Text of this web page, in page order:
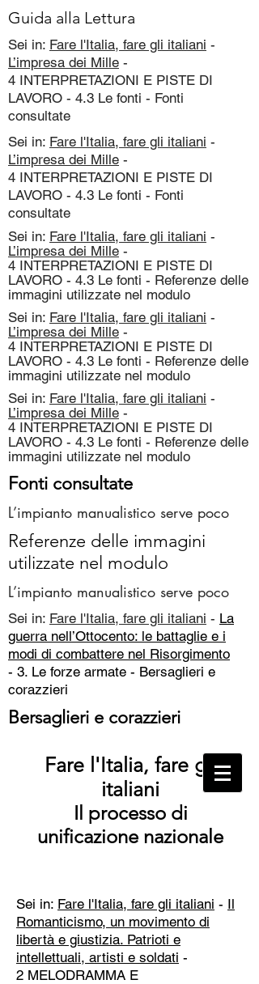
Guida alla Lettura
Sei in: Fare l'Italia, fare gli italiani -
L’impresa dei Mille -
4 INTERPRETAZIONI E PISTE DI
LAVORO - 4.3 Le fonti - Fonti
consultate
Sei in: Fare l'Italia, fare gli italiani -
L’impresa dei Mille -
4 INTERPRETAZIONI E PISTE DI
LAVORO - 4.3 Le fonti - Fonti
consultate
Sei in: Fare l'Italia, fare gli italiani -
L’impresa dei Mille -
4 INTERPRETAZIONI E PISTE DI
LAVORO - 4.3 Le fonti - Referenze delle
immagini utilizzate nel modulo
Sei in: Fare l'Italia, fare gli italiani -
L’impresa dei Mille -
4 INTERPRETAZIONI E PISTE DI
LAVORO - 4.3 Le fonti - Referenze delle
immagini utilizzate nel modulo
Sei in: Fare l'Italia, fare gli italiani -
L’impresa dei Mille -
4 INTERPRETAZIONI E PISTE DI
LAVORO - 4.3 Le fonti - Referenze delle
immagini utilizzate nel modulo
Fonti consultate
L’impianto manualistico serve poco
Referenze delle immagini
utilizzate nel modulo
L’impianto manualistico serve poco
Sei in: Fare l'Italia, fare gli italiani - La
guerra nell’Ottocento: le battaglie e i
modi di combattere nel Risorgimento
- 3. Le forze armate - Bersaglieri e
corazzieri
Bersaglieri e corazzieri
Fare l'Italia, fare gli
italiani
Il processo di
unificazione nazionale
Sei in: Fare l'Italia, fare gli italiani - Il
Romanticismo, un movimento di
libertà e giustizia. Patrioti e
intellettuali, artisti e soldati -
2 MELODRAMMA E